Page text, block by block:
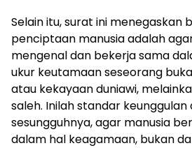
Selain itu, surat ini menegaskan
penciptaan manusia adalah
mengenal dan bekerja sama
ukur keutamaan seseorang
atau kekayaan duniawi,
saleh. Inilah standar keunggulan
sesungguhnya, agar manusia
dalam hal keagamaan, bukan